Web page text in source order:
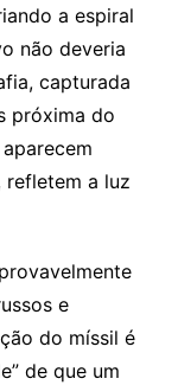
a espiral
não deveria
capturada
próxima do
refletem a luz
e
do míssil é
de que um